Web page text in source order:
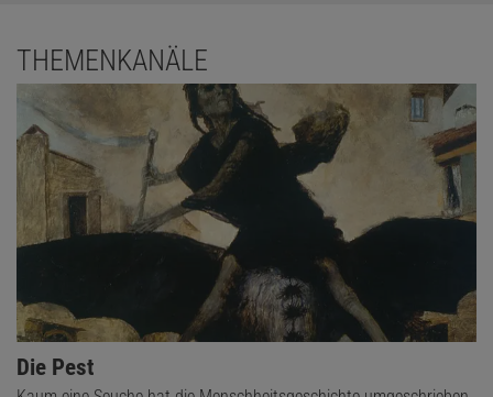
THEMENKANÄLE
Die Pest